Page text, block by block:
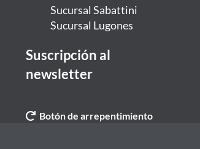
Sucursal Sabattini
Sucursal Lugones
Suscripción al
newsletter
Botón de arrepentimiento